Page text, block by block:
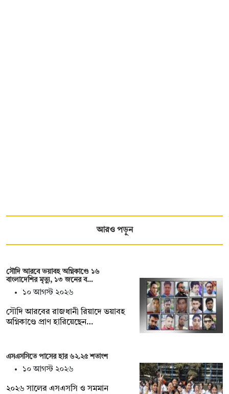
আরও পড়ুন
সৌদি আরবে ভয়াবহ অগ্নিকাণ্ডে ১৬
বাংলাদেশির মৃত্যু, ১৩ জনের ব…
১০ আগস্ট ২০২৬
সৌদি আরবের রাজধানী রিয়াদে ভয়াবহ
অগ্নিকাণ্ডে প্রাণ হারিয়েছেন…
এসএসসিতে পাসের হার ৬২.২৫ শতাংশ
১০ আগস্ট ২০২৬
২০২৬ সালের এসএসসি ও সমমান